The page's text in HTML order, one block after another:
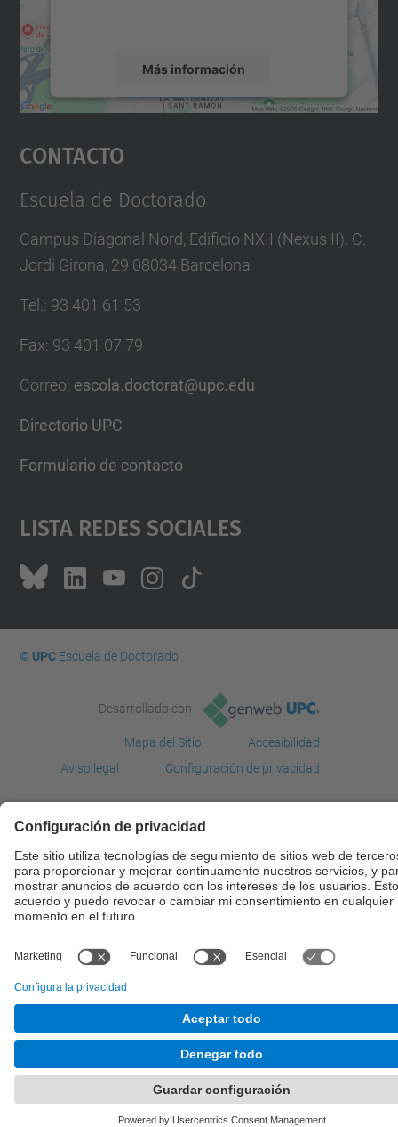
Más información
Aceptar
powered by
Contacto
Escuela de Doctorado
Campus Diagonal Nord, Edificio NXII (Nexus II). C.
Jordi Girona, 29 08034 Barcelona
Tel.: 93 401 61 53
Fax: 93 401 07 79
Correo: escola.doctorat@upc.edu
Directorio UPC
Formulario de contacto
Lista Redes Sociales
© UPCEscuela de Doctorado
Desarrollado con
Mapa del Sitio
Accesibilidad
Aviso legal
Configuración de privacidad